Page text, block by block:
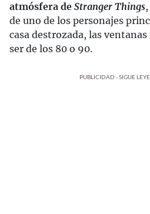
atmósfera de Stranger Things
de uno de los personajes
casa destrozada, las
ser de los 80 o 90.
PUBLICIDAD - SIGUE